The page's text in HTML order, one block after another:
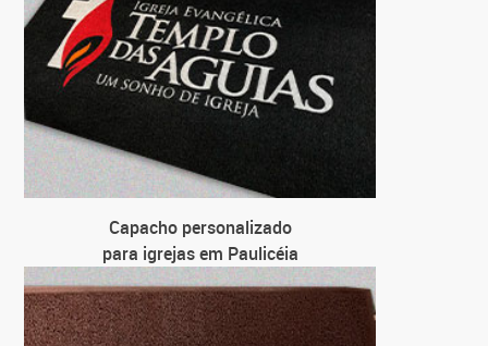
Capacho personalizado
para igrejas em Paulicéia